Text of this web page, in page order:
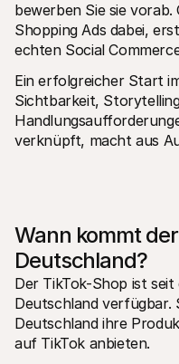
bewerben Sie sie
Shopping Ads dabei,
echten Social
Ein erfolgreicher Start
Sichtbarkeit,
verknüpft, macht aus
Wann kommt
Deutschland?
Der TikTok-Shop ist
Deutschland verfügbar.
Deutschland ihre
auf TikTok anbieten.